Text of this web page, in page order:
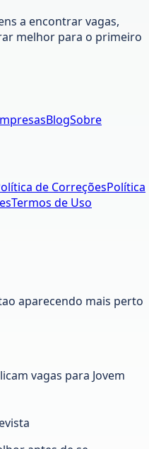
a encontrar vagas,
melhor para o primeiro
BlogSobre
de CorreçõesPolítica
Termos de Uso
aparecendo mais perto
vagas para Jovem